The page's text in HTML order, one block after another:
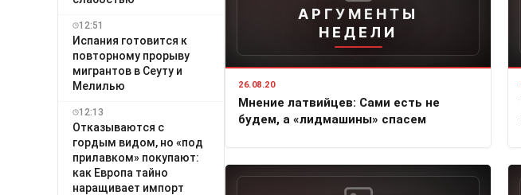
12:51
Испания готовится к
повторному прорыву
мигрантов в Сеуту и
Мелилью
12:13
Отказываются с
гордым видом, но «под
прилавком» покупают:
как Европа тайно
наращивает импорт
АРГУМЕНТЫ
НЕДЕЛИ
26.08.20
Мнение латвийцев: Сами есть не
будем, а «лидмашины» спасем